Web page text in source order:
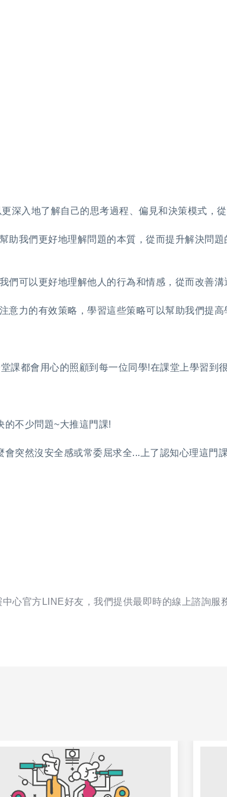
深入地了解自己的思考過程、偏見和決策模式，
助我們更好地理解問題的本質，從而提升解決問
們可以更好地理解他人的行為和情感，從而改善溝
意力的有效策略，學習這些策略可以幫助我們提高
課都會用心的照顧到每一位同學!在課堂上學習到
的不少問題~大推這門課!
突然沒安全感或常委屈求全...上了認知心理這門
心官方LINE好友，我們提供最即時的線上諮詢服